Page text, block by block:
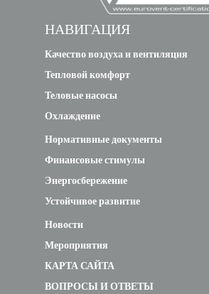
НАВИГАЦИЯ
Качество воздуха и вентиляция
Тепловой комфорт
Теловые насосы
Охлаждение
Нормативные документы
Финансовые стимулы
Энергосбережение
Устойчивое развитие
Новости
Мероприятия
КАРТА САЙТА
ВОПРОСЫ И ОТВЕТЫ